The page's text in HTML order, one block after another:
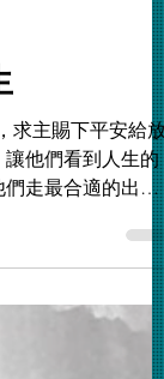
求主賜下平安給放
他們看到人生的
走最合適的出